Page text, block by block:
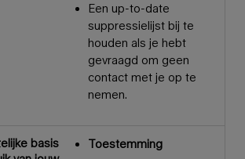
Een up-to-date
suppressielijst bij te
houden als je hebt
gevraagd om geen
contact met je op te
nemen.
basis
Toestemming